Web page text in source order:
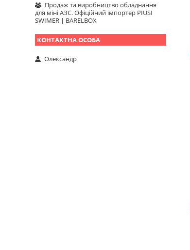
Продаж та виробництво обладнання
для міні АЗС. Офіційний імпортер PIUSI
SWIMER | BARELBOX
Олександр